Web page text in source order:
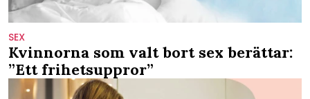
SEX
Kvinnorna som valt bort sex berättar:
”Ett frihetsuppror”